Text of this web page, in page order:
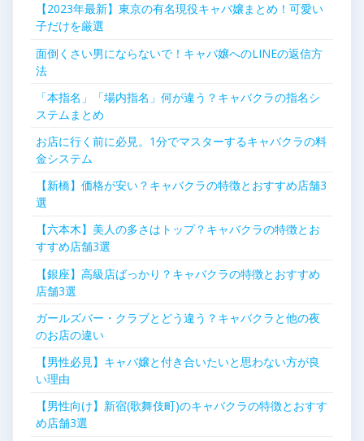
ョ
ン
【2023年最新】東京の有名現役キャバ嬢まとめ！可愛い
子だけを厳選
面倒くさい男にならないで！キャバ嬢へのLINEの返信方
法
「本指名」「場内指名」何が違う？キャバクラの指名シ
ステムまとめ
お店に行く前に必見。1分でマスターするキャバクラの料
金システム
【新橋】価格が安い？キャバクラの特徴とおすすめ店舗3
選
【六本木】美人の多さはトップ？キャバクラの特徴とお
すすめ店舗3選
【銀座】高級店ばっかり？キャバクラの特徴とおすすめ
店舗3選
ガールズバー・クラブとどう違う？キャバクラと他の夜
のお店の違い
【男性必見】キャバ嬢と付き合いたいと思わない方が良
い理由
【男性向け】新宿(歌舞伎町)のキャバクラの特徴とおすす
め店舗3選